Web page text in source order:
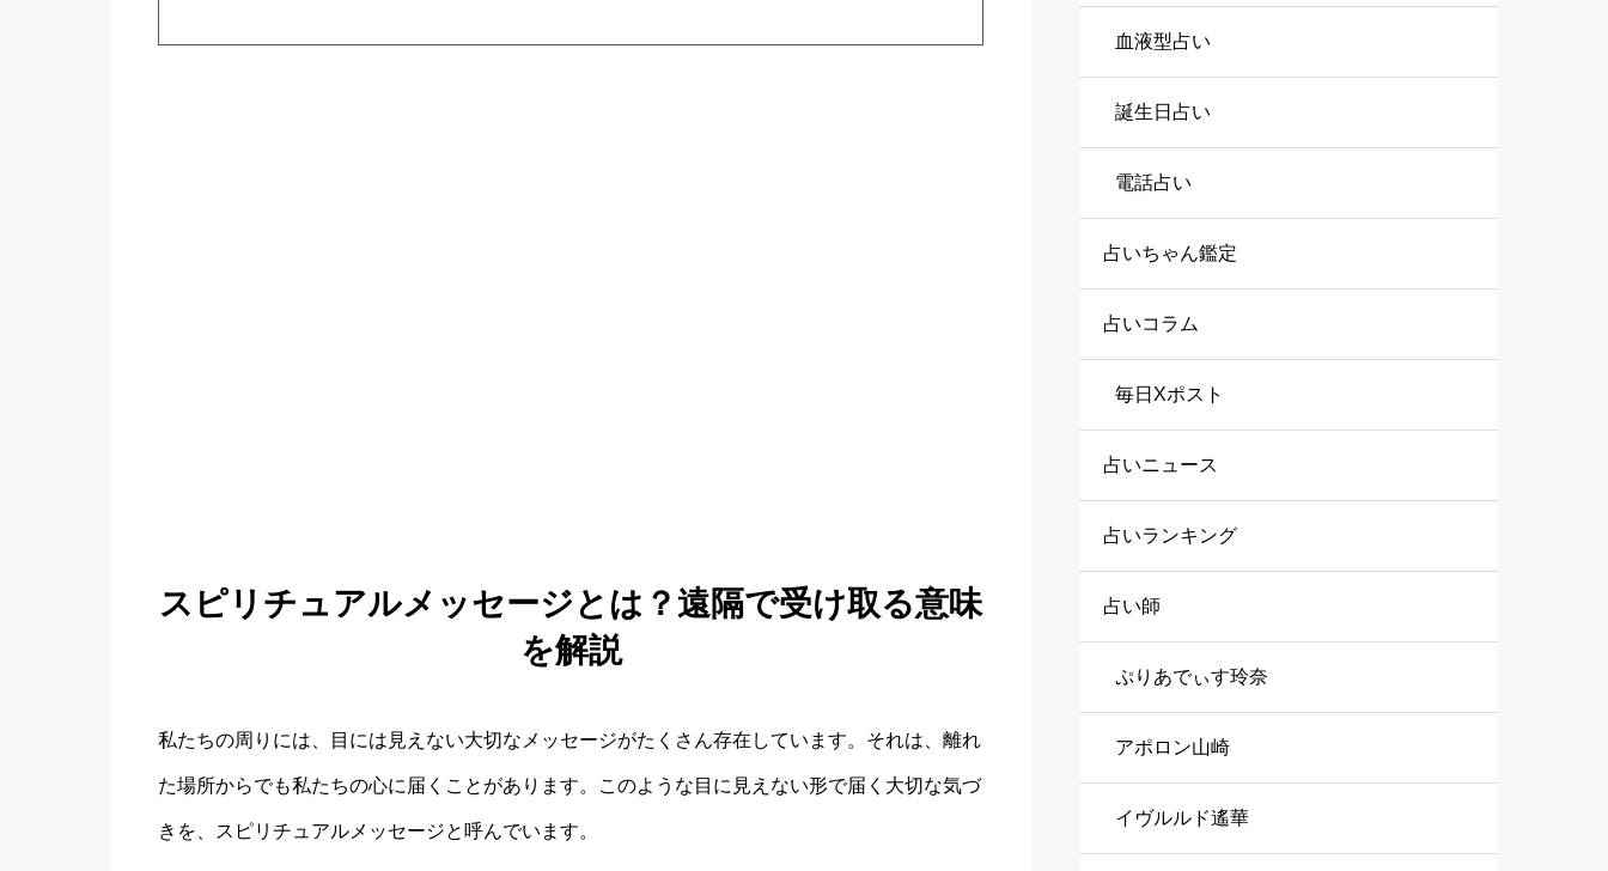
スピリチュアルメッセージとは？遠隔で受け取る意味
を解説
私たちの周りには、目には見えない大切なメッセージがたくさん存在しています。それは、離れ
た場所からでも私たちの心に届くことがあります。このような目に見えない形で届く大切な気づ
きを、スピリチュアルメッセージと呼んでいます。
血液型占い
誕生日占い
電話占い
占いちゃん鑑定
占いコラム
毎日Xポスト
占いニュース
占いランキング
占い師
ぷりあでぃす玲奈
アポロン山崎
イヴルルド遙華